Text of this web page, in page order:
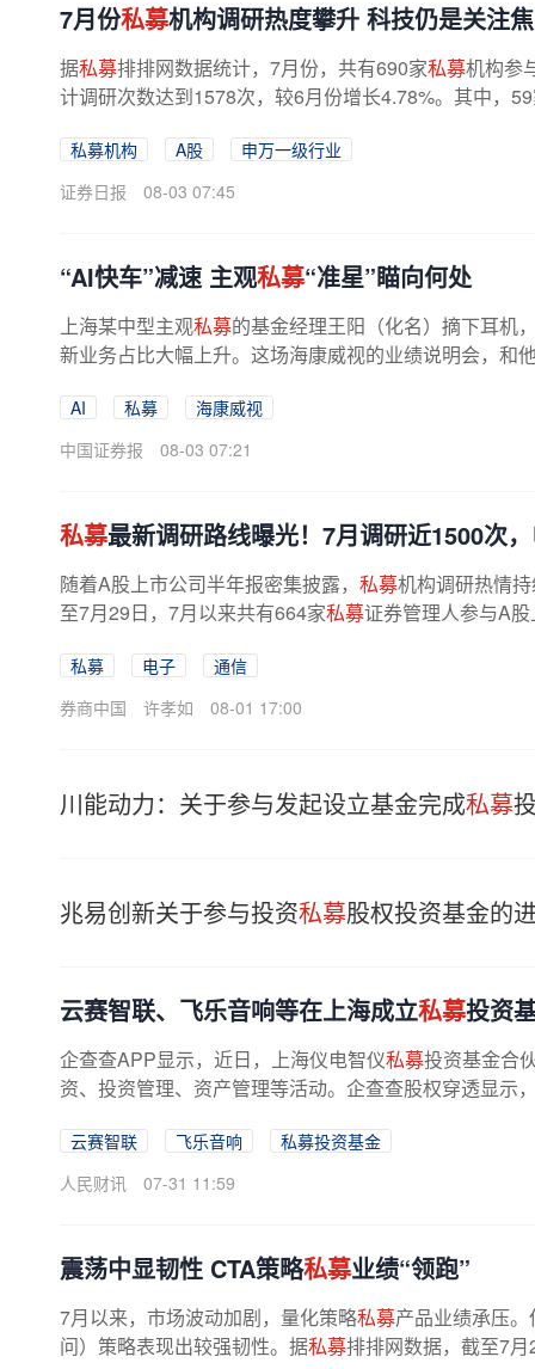
7月份私募机构调研热度攀升 科技仍是关注
据私募排排网数据统计，7月份，共有690家私募机构参
计调研次数达到1578次，较6月份增长4.78%。其中，
私募机构 A股
申万一级行业
证券日报
08-03 07:45
“AI快车”减速 主观私募“准星”瞄向何处
上海某中型主观私募的基金经理王阳（化名）摘下耳机
新业务占比大幅上升。这场海康威视的业绩说明会，和
AI 私募
海康威视
中国证券报
08-03 07:21
私募最新调研路线曝光！7月调研近1500次
随着A股上市公司半年报密集披露， 私募机构调研热情
至7月29日，7月以来共有664家私募证券管理人参与A
私募 电子
通信
券商中国
许孝如 08-01 17:00
川能动力：关于参与发起设立基金完成私募
兆易创新关于参与投资私募股权投资基金的
云赛智联、飞乐音响等在上海成立私募投资
企查查APP显示，近日，上海仪电智仪私募投资基金合
资、投资管理、资产管理等活动。企查查股权穿透显示
云赛智联 飞乐音响
私募投资基金
人民财讯
07-31 11:59
震荡中显韧性 CTA策略私募业绩“领跑”
7月以来，市场波动加剧，量化策略私募产品业绩承压
问）策略表现出较强韧性。据私募排排网数据，截至7